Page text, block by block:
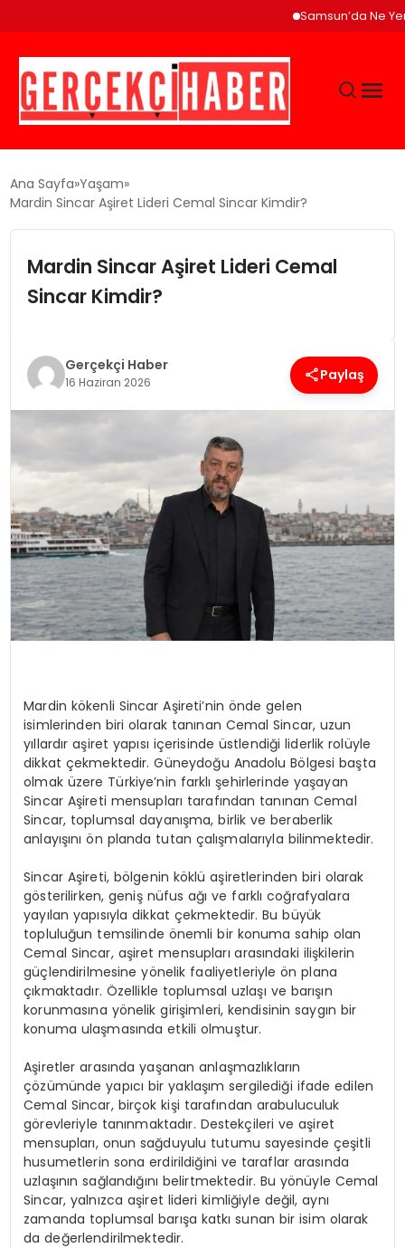
Samsun’da Ne Yenir?
GÜNCEL
EĞITIM
EKONOMI
SAĞLIK
TEKNOLOJI
YAŞAM
Ana Sayfa Yaşam
Mardin Sincar Aşiret Lideri Cemal Sincar Kimdir?
Mardin Sincar Aşiret Lideri Cemal
Sincar Kimdir?
Gerçekçi Haber
16 Haziran 2026 Paylaş
Mardin kökenli Sincar Aşireti’nin önde gelen
isimlerinden biri olarak tanınan Cemal Sincar, uzun
yıllardır aşiret yapısı içerisinde üstlendiği liderlik rolüyle
dikkat çekmektedir. Güneydoğu Anadolu Bölgesi başta
olmak üzere Türkiye’nin farklı şehirlerinde yaşayan
Sincar Aşireti mensupları tarafından tanınan Cemal
Sincar, toplumsal dayanışma, birlik ve beraberlik
anlayışını ön planda tutan çalışmalarıyla bilinmektedir.
Sincar Aşireti, bölgenin köklü aşiretlerinden biri olarak
gösterilirken, geniş nüfus ağı ve farklı coğrafyalara
yayılan yapısıyla dikkat çekmektedir. Bu büyük
topluluğun temsilinde önemli bir konuma sahip olan
Cemal Sincar, aşiret mensupları arasındaki ilişkilerin
güçlendirilmesine yönelik faaliyetleriyle ön plana
çıkmaktadır. Özellikle toplumsal uzlaşı ve barışın
korunmasına yönelik girişimleri, kendisinin saygın bir
konuma ulaşmasında etkili olmuştur.
Aşiretler arasında yaşanan anlaşmazlıkların
çözümünde yapıcı bir yaklaşım sergilediği ifade edilen
Cemal Sincar, birçok kişi tarafından arabuluculuk
görevleriyle tanınmaktadır. Destekçileri ve aşiret
mensupları, onun sağduyulu tutumu sayesinde çeşitli
husumetlerin sona erdirildiğini ve taraflar arasında
uzlaşının sağlandığını belirtmektedir. Bu yönüyle Cemal
Sincar, yalnızca aşiret lideri kimliğiyle değil, aynı
zamanda toplumsal barışa katkı sunan bir isim olarak
da değerlendirilmektedir.